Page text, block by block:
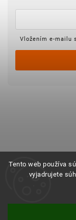
Tento web používa
vyjadrujete
Vložením e-mailu